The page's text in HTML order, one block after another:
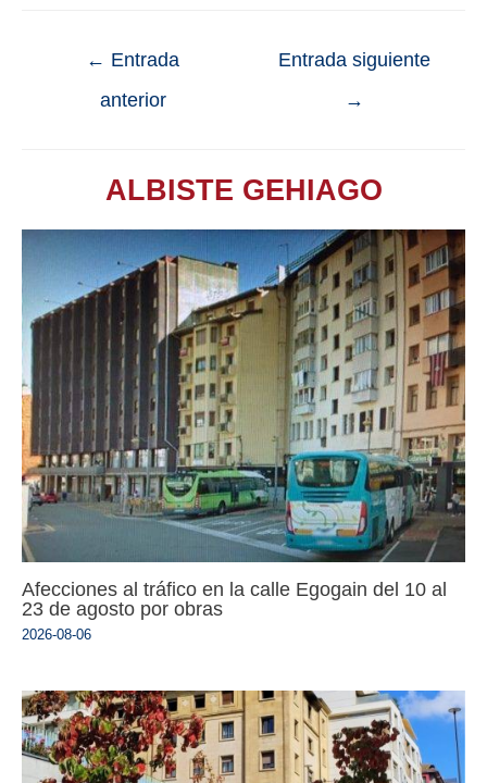
← Entrada
anterior
Entrada siguiente
→
ALBISTE GEHIAGO
Afecciones al tráfico en la calle Egogain del 10 al
23 de agosto por obras
2026-08-06